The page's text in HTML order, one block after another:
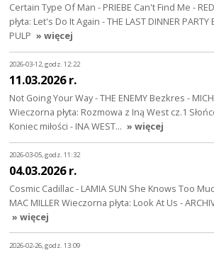
Certain Type Of Man - PRIEBE Can't Find Me -
płyta: Let's Do It Again - THE LAST DINNER
PULP » więcej
2026-03-12, godz. 12:22
11.03.2026 r.
Not Going Your Way - THE ENEMY Bezkres -
Wieczorna płyta: Rozmowa z Iną West cz.1
Koniec miłości - INA WEST… » więcej
2026-03-05, godz. 11:32
04.03.2026 r.
Cosmic Cadillac - LAMIA SUN She Knows Too
MAC MILLER Wieczorna płyta: Look At Us -
» więcej
2026-02-26, godz. 13:09